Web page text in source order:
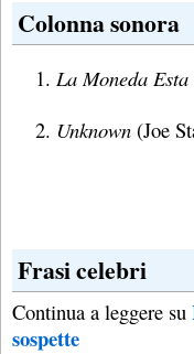
Colonna sonora
La Moneda
Unknown (Joe
Frasi celebri
Continua a leggere su
sospette